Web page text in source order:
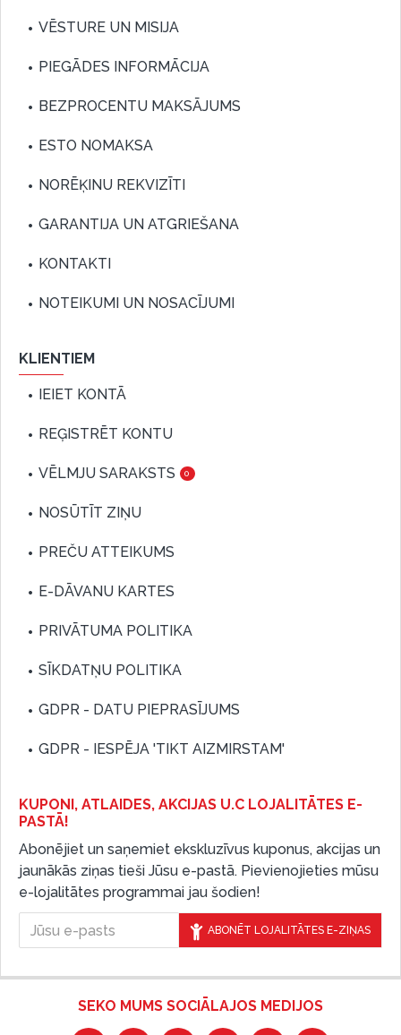
VĒSTURE UN MISIJA
PIEGĀDES INFORMĀCIJA
BEZPROCENTU MAKSĀJUMS
ESTO NOMAKSA
NORĒĶINU REKVIZĪTI
GARANTIJA UN ATGRIEŠANA
KONTAKTI
NOTEIKUMI UN NOSACĪJUMI
KLIENTIEM
IEIET KONTĀ
REĢISTRĒT KONTU
VĒLMJU SARAKSTS 0
NOSŪTĪT ZIŅU
PREČU ATTEIKUMS
E-DĀVANU KARTES
PRIVĀTUMA POLITIKA
SĪKDATŅU POLITIKA
GDPR - DATU PIEPRASĪJUMS
GDPR - IESPĒJA 'TIKT AIZMIRSTAM'
KUPONI, ATLAIDES, AKCIJAS U.C LOJALITĀTES E-
PASTĀ!
Abonējiet un saņemiet ekskluzīvus kuponus, akcijas un
jaunākās ziņas tieši Jūsu e-pastā. Pievienojieties mūsu
e-lojalitātes programmai jau šodien!
ABONĒT LOJALITĀTES E-ZIŅAS
SEKO MUMS SOCIĀLAJOS MEDIJOS